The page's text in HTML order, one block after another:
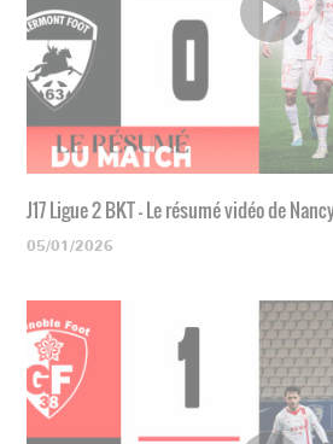
J17 Ligue 2 BKT - Le résumé vidéo de
05/01/2026